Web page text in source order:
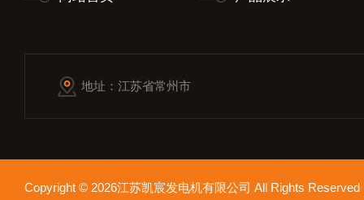
地址：江苏省常州市
Copyright © 2026江苏凯宸发电机有限公司 All Rights